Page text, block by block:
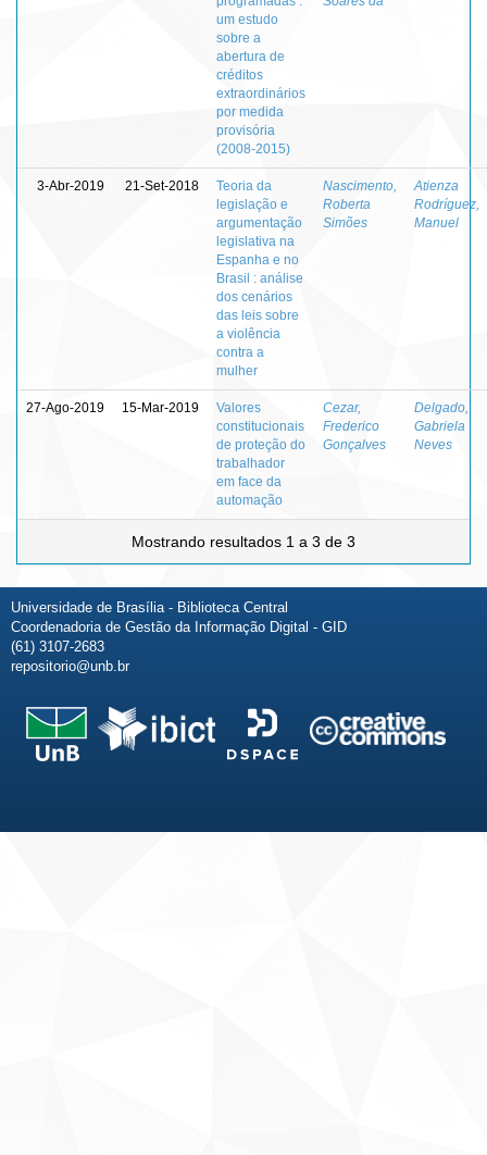
um estudo
sobre a
abertura de
créditos
extraordinários
por medida
provisória
(2008-2015)
3-Abr-2019 21-Set-2018
Teoria da
legislação e
argumentação
legislativa na
Espanha e no
Brasil : análise
dos cenários
das leis sobre
a violência
contra a
mulher
Nascimento,
Roberta
Simões
Atienza
Rodríguez,
Manuel
27-Ago-2019 15-Mar-2019
Valores
constitucionais
de proteção do
trabalhador
em face da
automação
Cezar,
Frederico
Gonçalves
Delgado,
Gabriela
Neves
Mostrando resultados 1 a 3 de 3
Universidade de Brasília - Biblioteca Central
Coordenadoria de Gestão da Informação Digital - GID
(61) 3107-2683
repositorio@unb.br